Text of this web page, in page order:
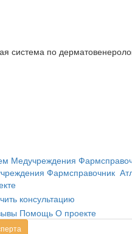
система по
Медучреждения
Фармсправочник
консультацию
Помощь О проекте